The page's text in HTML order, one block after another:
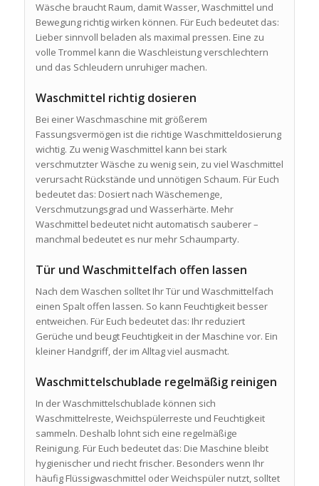
Wäsche braucht Raum, damit Wasser, Waschmittel und
Bewegung richtig wirken können. Für Euch bedeutet das:
Lieber sinnvoll beladen als maximal pressen. Eine zu
volle Trommel kann die Waschleistung verschlechtern
und das Schleudern unruhiger machen.
Waschmittel richtig dosieren
Bei einer Waschmaschine mit größerem
Fassungsvermögen ist die richtige Waschmitteldosierung
wichtig. Zu wenig Waschmittel kann bei stark
verschmutzter Wäsche zu wenig sein, zu viel Waschmittel
verursacht Rückstände und unnötigen Schaum. Für Euch
bedeutet das: Dosiert nach Wäschemenge,
Verschmutzungsgrad und Wasserhärte. Mehr
Waschmittel bedeutet nicht automatisch sauberer –
manchmal bedeutet es nur mehr Schaumparty.
Tür und Waschmittelfach offen lassen
Nach dem Waschen solltet Ihr Tür und Waschmittelfach
einen Spalt offen lassen. So kann Feuchtigkeit besser
entweichen. Für Euch bedeutet das: Ihr reduziert
Gerüche und beugt Feuchtigkeit in der Maschine vor. Ein
kleiner Handgriff, der im Alltag viel ausmacht.
Waschmittelschublade regelmäßig reinigen
In der Waschmittelschublade können sich
Waschmittelreste, Weichspülerreste und Feuchtigkeit
sammeln. Deshalb lohnt sich eine regelmäßige
Reinigung. Für Euch bedeutet das: Die Maschine bleibt
hygienischer und riecht frischer. Besonders wenn Ihr
häufig Flüssigwaschmittel oder Weichspüler nutzt, solltet